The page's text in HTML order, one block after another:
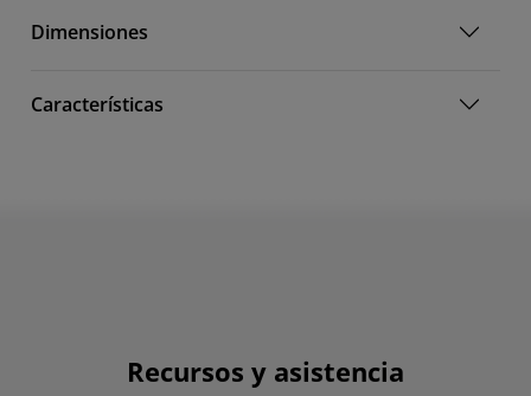
Dimensiones
Características
Recursos y asistencia